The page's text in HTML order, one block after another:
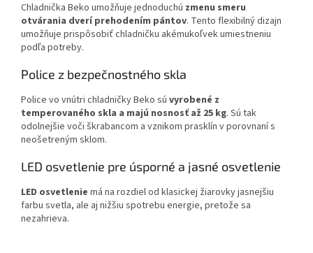
Chladnička Beko umožňuje jednoduchú zmenu smeru
otvárania dverí prehodením pántov. Tento flexibilný dizajn
umožňuje prispôsobiť chladničku akémukoľvek umiestneniu
podľa potreby.
Police z bezpečnostného skla
Police vo vnútri chladničky Beko sú vyrobené z
temperovaného skla a majú nosnosť až 25 kg. Sú tak
odolnejšie voči škrabancom a vznikom prasklín v porovnaní s
neošetreným sklom.
LED osvetlenie pre úsporné a jasné osvetlenie
LED osvetlenie má na rozdiel od klasickej žiarovky jasnejšiu
farbu svetla, ale aj nižšiu spotrebu energie, pretože sa
nezahrieva.